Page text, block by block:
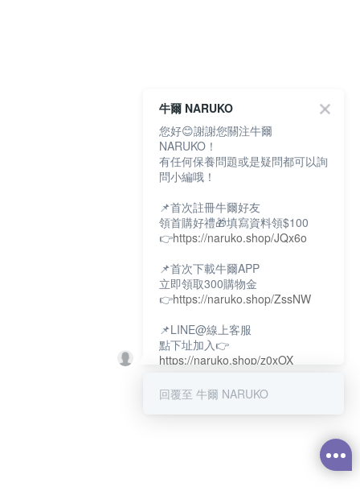
牛爾 NARUKO
您好😊謝謝您關注牛爾
NARUKO！
有任何保養問題或是疑問都可以詢
問小編哦！
📌首次註冊牛爾好友
領首購好禮🎁填寫資料領$100
👉https://naruko.shop/JQx6o
📌首次下載牛爾APP
立即領取300購物金
👉https://naruko.shop/ZssNW
📌LINE@線上客服
點下址加入👉
https://naruko.shop/z0xOX
📌電話客服：02-26581707
回覆至 牛爾 NARUKO